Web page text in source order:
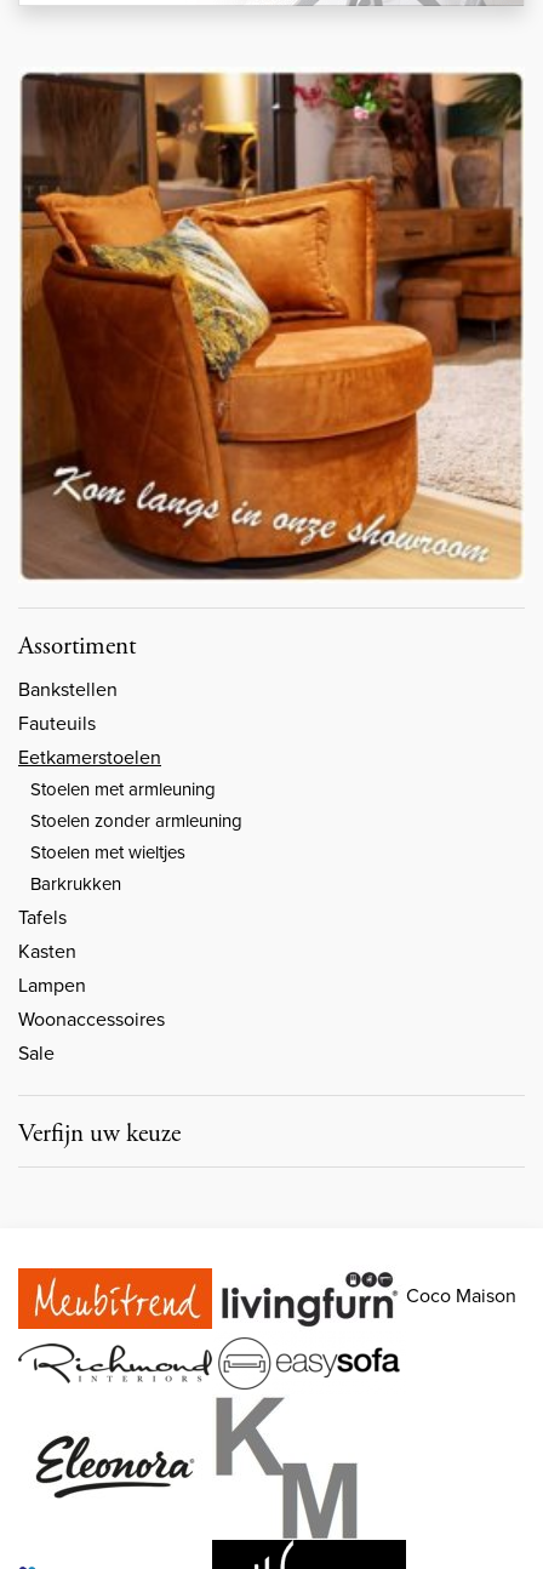
Assortiment
Bankstellen
Fauteuils
Eetkamerstoelen
Stoelen met armleuning
Stoelen zonder armleuning
Stoelen met wieltjes
Barkrukken
Tafels
Kasten
Lampen
Woonaccessoires
Sale
Verfijn uw keuze
Coco Maison